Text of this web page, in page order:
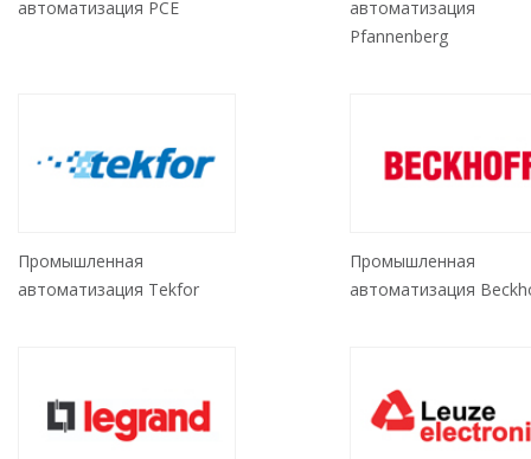
автоматизация PCE
автоматизация
Pfannenberg
Промышленная
автоматизация Tekfor
Промышленная
автоматизация